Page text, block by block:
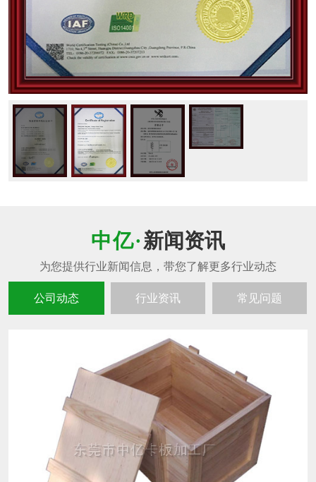
新闻资讯
公司动态 行业资讯 常见问题